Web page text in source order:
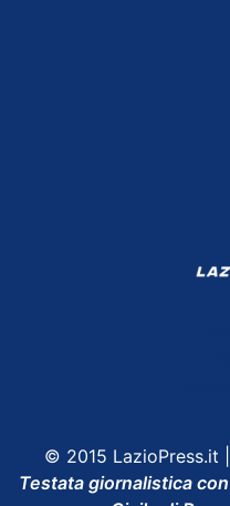
© 2015 LazioPress.it
Testata giornalistica